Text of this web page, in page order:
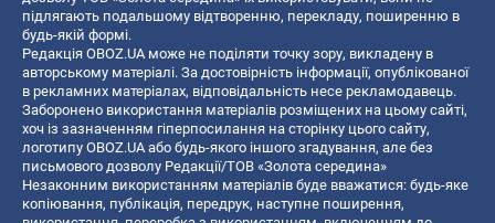
підлягають подальшому відтворенню, перекладу, поширенню в
будь-якій формі.
Редакція OBOZ.UA може не поділяти точку зору, викладену в
авторському матеріалі. За достовірність інформації, опублікованої
в рекламних матеріалах, відповідальність несе рекламодавець.
Заборонено використання матеріалів розміщених на цьому сайті,
хоч із зазначенням гіперпосилання на сторінку цього сайту,
логотипу OBOZ.UA або будь-якого іншого згадування, але без
письмового дозволу Редакції/ТОВ «Золота середина»
Незаконним використанням матеріалів буде вважатися: будь-яке
копiювання, публiкацiя, передрук, наступне поширення,